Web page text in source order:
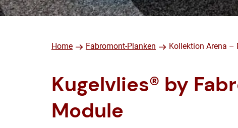
Home Fabromont-Planken Kollektion Arena –
Kugelvlies® by
Module